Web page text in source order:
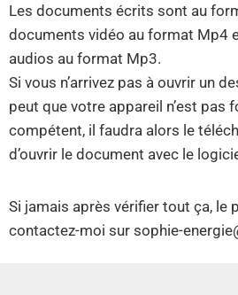
Les documents écrits sont au
documents vidéo au format Mp4
audios au format Mp3.
Si vous n’arrivez pas à ouvrir un
peut que votre appareil n’est pas
compétent, il faudra alors le
d’ouvrir le document avec le
Si jamais après vérifier tout ça, le
contactez-moi sur sophie-